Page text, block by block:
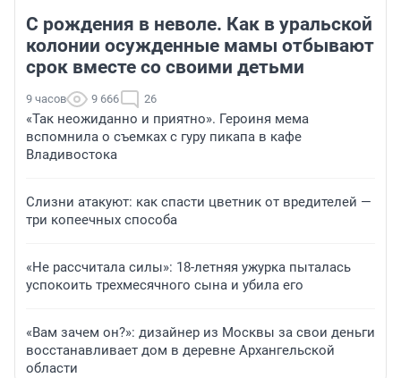
С рождения в неволе. Как в уральской
колонии осужденные мамы отбывают
срок вместе со своими детьми
9 часов 9 666 26
«Так неожиданно и приятно». Героиня мема
вспомнила о съемках с гуру пикапа в кафе
Владивостока
Слизни атакуют: как спасти цветник от вредителей —
три копеечных способа
«Не рассчитала силы»: 18-летняя ужурка пыталась
успокоить трехмесячного сына и убила его
«Вам зачем он?»: дизайнер из Москвы за свои деньги
восстанавливает дом в деревне Архангельской
области